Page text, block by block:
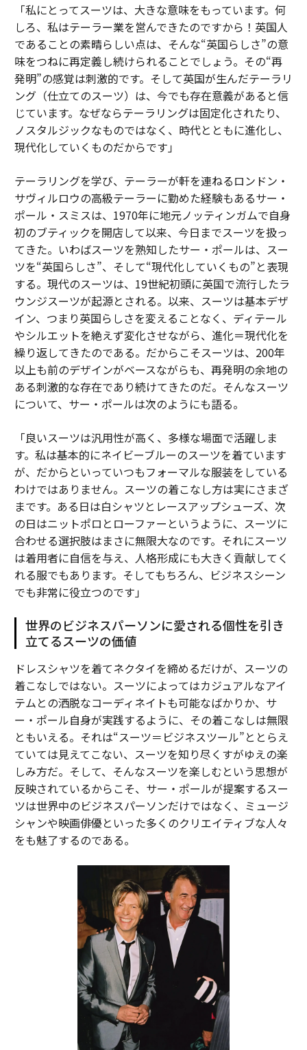
「私にとってスーツは、大きな意味をもっています。何
しろ、私はテーラー業を営んできたのですから！英国人
であることの素晴らしい点は、そんな“英国らしさ”の意
味をつねに再定義し続けられることでしょう。その“再
発明”の感覚は刺激的です。そして英国が生んだテーラリ
ング（仕立てのスーツ）は、今でも存在意義があると信
じています。なぜならテーラリングは固定化されたり、
ノスタルジックなものではなく、時代とともに進化し、
現代化していくものだからです」
テーラリングを学び、テーラーが軒を連ねるロンドン・
サヴィルロウの高級テーラーに勤めた経験もあるサー・
ポール・スミスは、1970年に地元ノッティンガムで自身
初のブティックを開店して以来、今日までスーツを扱っ
てきた。いわばスーツを熟知したサー・ポールは、スー
ツを“英国らしさ”、そして“現代化していくもの”と表現
する。現代のスーツは、19世紀初頭に英国で流行したラ
ウンジスーツが起源とされる。以来、スーツは基本デザ
イン、つまり英国らしさを変えることなく、ディテール
やシルエットを絶えず変化させながら、進化＝現代化を
繰り返してきたのである。だからこそスーツは、200年
以上も前のデザインがベースながらも、再発明の余地の
ある刺激的な存在であり続けてきたのだ。そんなスーツ
について、サー・ポールは次のようにも語る。
「良いスーツは汎用性が高く、多様な場面で活躍しま
す。私は基本的にネイビーブルーのスーツを着ています
が、だからといっていつもフォーマルな服装をしている
わけではありません。スーツの着こなし方は実にさまざ
まです。ある日は白シャツとレースアップシューズ、次
の日はニットポロとローファーというように、スーツに
合わせる選択肢はまさに無限大なのです。それにスーツ
は着用者に自信を与え、人格形成にも大きく貢献してく
れる服でもあります。そしてもちろん、ビジネスシーン
でも非常に役立つのです」
世界のビジネスパーソンに愛される個性を引き
立てるスーツの価値
ドレスシャツを着てネクタイを締めるだけが、スーツの
着こなしではない。スーツによってはカジュアルなアイ
テムとの洒脱なコーディネイトも可能なばかりか、サ
ー・ポール自身が実践するように、その着こなしは無限
ともいえる。それは“スーツ＝ビジネスツール”ととらえ
ていては見えてこない、スーツを知り尽くすがゆえの楽
しみ方だ。そして、そんなスーツを楽しむという思想が
反映されているからこそ、サー・ポールが提案するスー
ツは世界中のビジネスパーソンだけではなく、ミュージ
シャンや映画俳優といった多くのクリエイティブな人々
をも魅了するのである。